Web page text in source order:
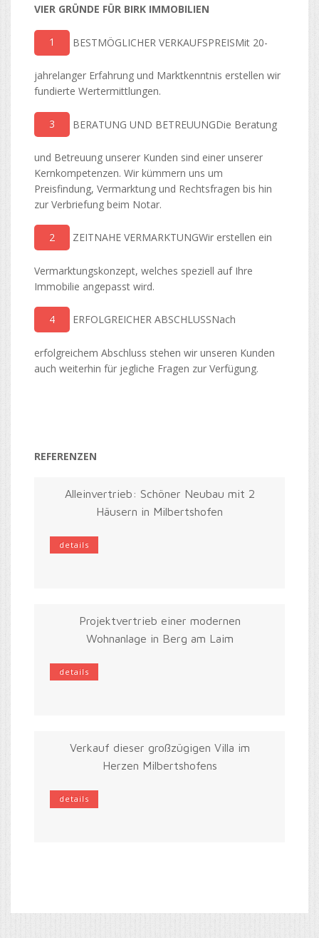
VIER GRÜNDE FÜR BIRK IMMOBILIEN
1 BESTMÖGLICHER VERKAUFSPREISMit 20-
jahrelanger Erfahrung und Marktkenntnis erstellen wir
fundierte Wertermittlungen.
3 BERATUNG UND BETREUUNGDie Beratung
und Betreuung unserer Kunden sind einer unserer
Kernkompetenzen. Wir kümmern uns um
Preisfindung, Vermarktung und Rechtsfragen bis hin
zur Verbriefung beim Notar.
2 ZEITNAHE VERMARKTUNGWir erstellen ein
Vermarktungskonzept, welches speziell auf Ihre
Immobilie angepasst wird.
4 ERFOLGREICHER ABSCHLUSSNach
erfolgreichem Abschluss stehen wir unseren Kunden
auch weiterhin für jegliche Fragen zur Verfügung.
REFERENZEN
Alleinvertrieb: Schöner Neubau mit 2
Häusern in Milbertshofen
details
Projektvertrieb einer modernen
Wohnanlage in Berg am Laim
details
Verkauf dieser großzügigen Villa im
Herzen Milbertshofens
details